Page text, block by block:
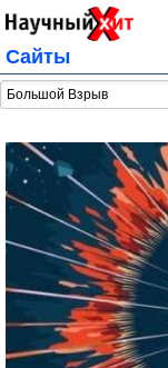
Сайты